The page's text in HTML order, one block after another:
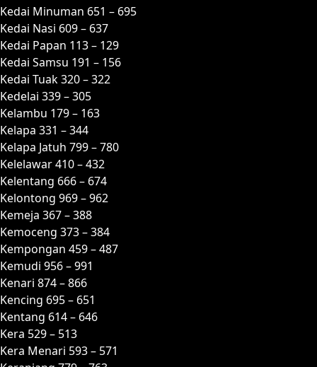
Kedai Minuman 651 – 695
Kedai Nasi 609 – 637
Kedai Papan 113 – 129
Kedai Samsu 191 – 156
Kedai Tuak 320 – 322
Kedelai 339 – 305
Kelambu 179 – 163
Kelapa 331 – 344
Kelapa Jatuh 799 – 780
Kelelawar 410 – 432
Kelentang 666 – 674
Kelontong 969 – 962
Kemeja 367 – 388
Kemoceng 373 – 384
Kempongan 459 – 487
Kemudi 956 – 991
Kenari 874 – 866
Kencing 695 – 651
Kentang 614 – 646
Kera 529 – 513
Kera Menari 593 – 571